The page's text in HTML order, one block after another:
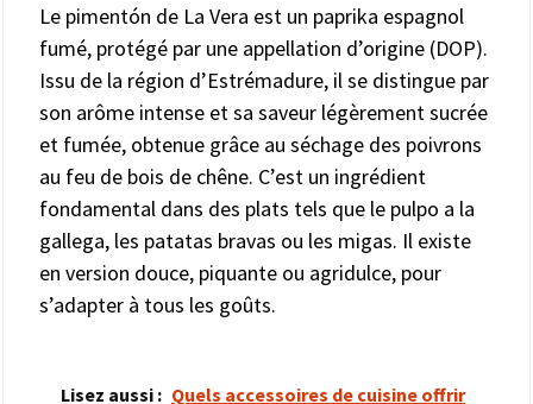
Le pimentón de La Vera est un paprika espagnol
fumé, protégé par une appellation d’origine (DOP).
Issu de la région d’Estrémadure, il se distingue par
son arôme intense et sa saveur légèrement sucrée
et fumée, obtenue grâce au séchage des poivrons
au feu de bois de chêne. C’est un ingrédient
fondamental dans des plats tels que le pulpo a la
gallega, les patatas bravas ou les migas. Il existe
en version douce, piquante ou agridulce, pour
s’adapter à tous les goûts.
Lisez aussi : Quels accessoires de cuisine offrir